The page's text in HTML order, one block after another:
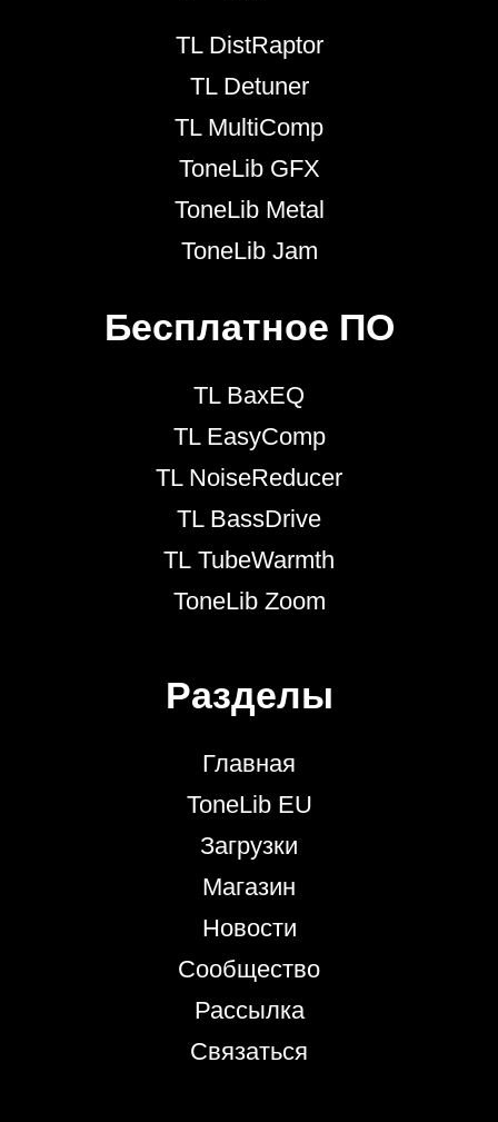
TL DistRaptor
TL Detuner
TL MultiComp
ToneLib GFX
ToneLib Metal
ToneLib Jam
Бесплатное ПО
TL BaxEQ
TL EasyComp
TL NoiseReducer
TL BassDrive
TL TubeWarmth
ToneLib Zoom
Разделы
Главная
ToneLib EU
Загрузки
Магазин
Новости
Сообщество
Рассылка
Связаться